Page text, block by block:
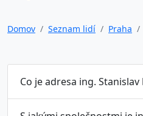
Domov
Seznam lidí Praha
Co je adresa ing. Stanislav